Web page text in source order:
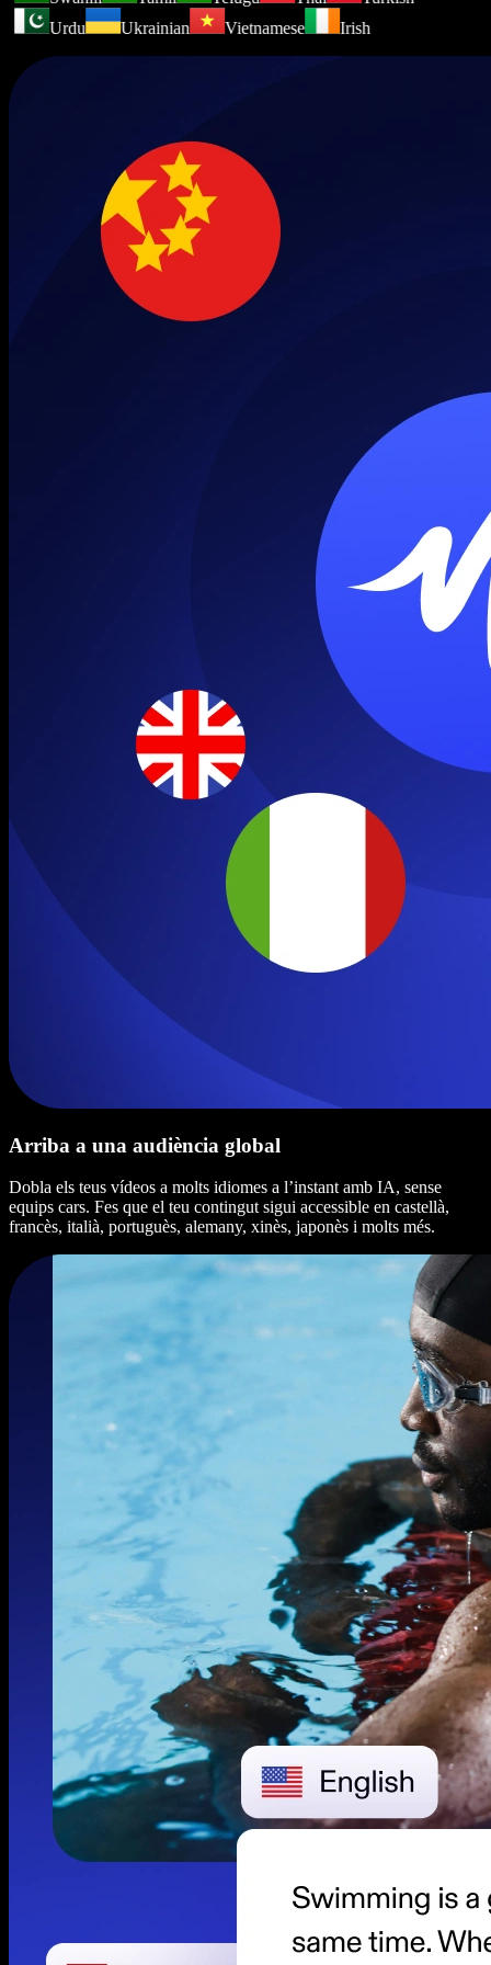
Urdu
Ukrainian Vietnamese Irish
Arriba a una audiència global
Dobla els teus vídeos a molts idiomes a l’instant amb IA, sense
equips cars. Fes que el teu contingut sigui accessible en castellà,
francès, italià, portuguès, alemany, xinès, japonès i molts més.